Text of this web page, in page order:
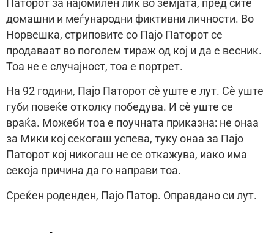
Паторот за најомилен лик во земјата, пред сите
домашни и меѓународни фиктивни личности. Во
Норвешка, стриповите со Пајо Паторот се
продаваат во поголем тираж од кој и да е весник.
Тоа не е случајност, тоа е портрет.
На 92 години, Пајо Паторот сè уште е лут. Сè уште
губи повеќе отколку победува. И сè уште се
враќа. Можеби тоа е поучната приказна: не онаа
за Мики кој секогаш успева, туку онаа за Пајо
Паторот кој никогаш не се откажува, иако има
секоја причина да го направи тоа.
Среќен роденден, Пајо Патор. Оправдано си лут.